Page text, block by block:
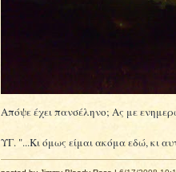
Απόψε έχει πανσέληνο; Ας με
ΥΓ. "...Κι όμως είμαι ακόμα εδώ, κι